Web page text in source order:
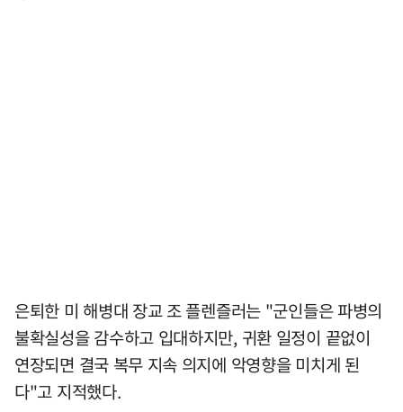
은퇴한 미 해병대 장교 조 플렌즐러는 "군인들은 파병의
불확실성을 감수하고 입대하지만, 귀환 일정이 끝없이
연장되면 결국 복무 지속 의지에 악영향을 미치게 된
다"고 지적했다.